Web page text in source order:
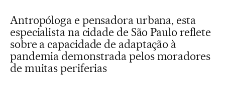
Antropóloga e pensadora urbana, esta
especialista na cidade de São Paulo reflete
sobre a capacidade de adaptação à
pandemia demonstrada pelos moradores
de muitas periferias